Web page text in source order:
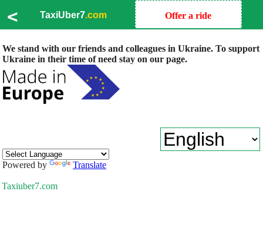
< TaxiUber7.com Offer a ride
We stand with our friends and colleagues in Ukraine. To support
Ukraine in their time of need stay on our page.
Powered by Translate
Taxiuber7.com